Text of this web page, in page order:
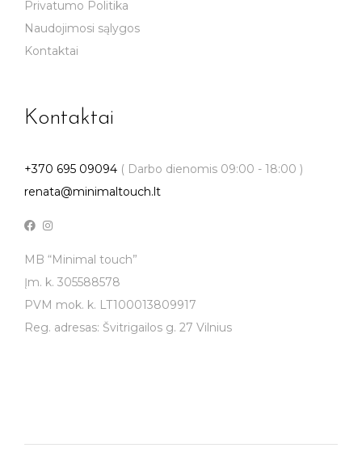
Privatumo Politika
Naudojimosi sąlygos
Kontaktai
Kontaktai
+370 695 09094 ( Darbo dienomis 09:00 - 18:00 )
renata@minimaltouch.lt
MB “Minimal touch”
Įm. k. 305588578
PVM mok. k. LT100013809917
Reg. adresas: Švitrigailos g. 27 Vilnius